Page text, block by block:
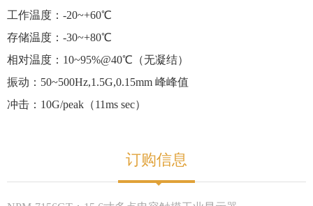
工作温度：-20~+60℃
存储温度：-30~+80℃
相对温度：10~95%@40℃（无凝结）
振动：50~500Hz,1.5G,0.15mm 峰峰值
冲击：10G/peak（11ms sec）
订购信息